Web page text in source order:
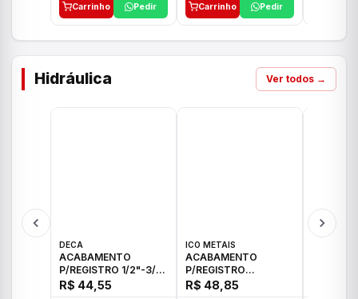
Carrinho Pedir Carrinho Pedir
Hidráulica Ver todos →
DECA
ACABAMENTO
P/REGISTRO 1/2"-3/4"
E 1"C21.PQ DECA
R$ 44,55
ICO METAIS
ACABAMENTO
P/REGISTRO
1/2"-3/4"-1" ACB M
CS 33 ICO
R$ 48,85